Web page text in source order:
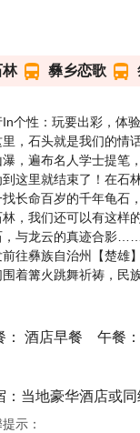
林 彝乡恋歌
In个性：玩要出彩，体
里，石头就是我们的情
瀑，遍布名人学士提笔
这里就结束了！在石
找长命百岁的千年龟石
林，我们还可以有这样
，与龙云的真迹合影……
前往彝族自治州【楚雄
围着篝火跳舞祈祷，民
： 酒店早餐 午餐
：当地豪华酒店或
示：